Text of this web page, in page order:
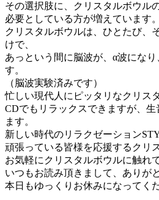
その選択肢に、クリスタルボウル
必要としている方が増えています。
クリスタルボウルは、ひとたび、
けで、
あっという間に脳波が、α波にな
す。
（脳波実験済みです）
忙しい現代人にピッタリなクリス
CDでもリラックスできますが、
ます。
新しい時代のリラクゼーション
頑張っている皆様を応援するクリ
お気軽にクリスタルボウルに触れ
いつもお読み頂きまして、ありが
本日もゆっくりお休みになってく